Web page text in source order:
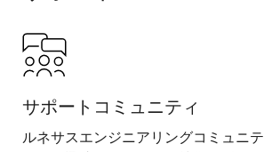
サポートコミュニティ
ルネサスエンジニアリングコミュニ